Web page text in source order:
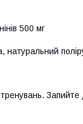
500 мг
натуральний
Запийте